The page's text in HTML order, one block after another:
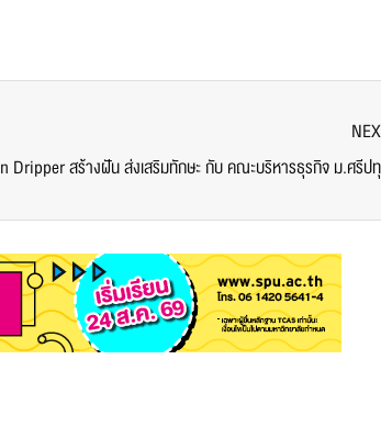
Dripper สร้างฝัน ส่งเสริมทักษะ กับ คณะบริหารธุรกิจ ม.ศรีปทุม